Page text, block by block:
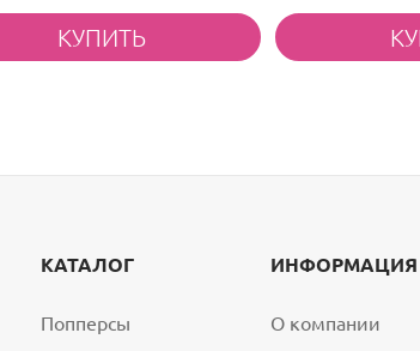
КАТАЛОГ
Попперсы
ИНФОРМАЦИЯ
О компании